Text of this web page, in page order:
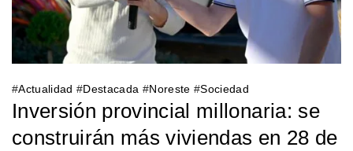
#Actualidad #Destacada #Noreste #Sociedad
Inversión provincial millonaria: se
construirán más viviendas en 28 de